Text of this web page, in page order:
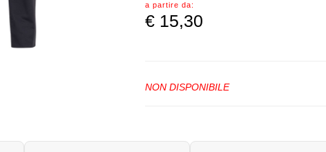
a partire da:
€ 15,30
NON DISPONIBILE